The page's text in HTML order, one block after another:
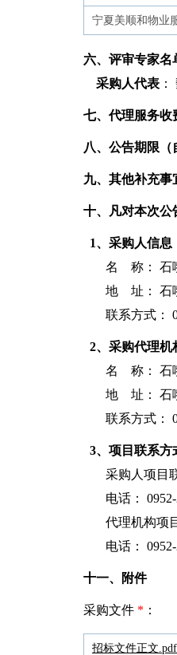
宁夏美顺和物业
六、评审专家名
采购人代表
七、代理服务收
八、公告期限
九、其他补充事
十、凡对本次公
1、采购人信息
名 称： 石
地 址： 石嘴
联系方式：
2、采购代理机
名 称： 石
地 址： 石嘴
联系方式：
3、项目联系方
采购人项目
电话： 0952-
代理机构项
电话： 0952-
十一、附件
采购文件 * ：
招标文件正文.pdf